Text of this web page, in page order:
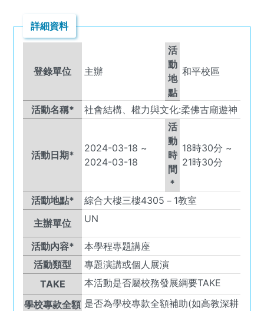
詳細資料
登錄單位 主辦
活
動
地
點
和平校區
活動名稱* 社會結構、權力與文化:柔佛古廟遊神
活動日期*
2024-03-18 ~
2024-03-18
活
動
時
間
*
18時30
分 ~
21時30分
活動地點*
綜合大樓三樓4305－1教室
主辦單位
UN
活動內容*
本學程專題講座
活動類型
專題演講或個人展演
TAKE
本活動是否屬校務發展綱要TAKE
學校專款全額 是否為學校專款全額補助(如高教深耕